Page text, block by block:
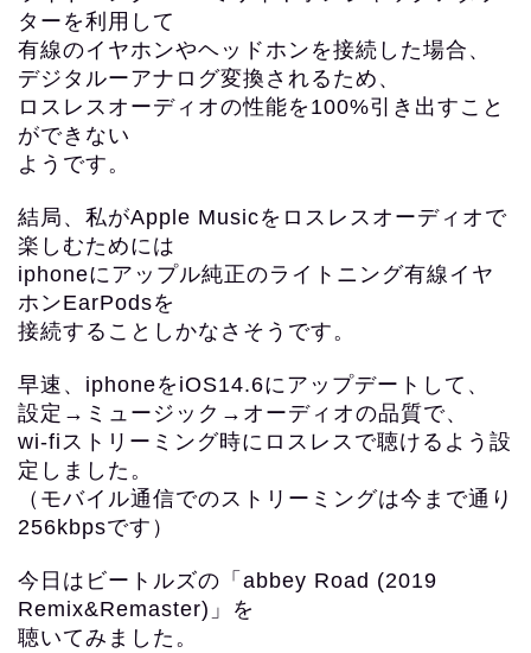
ターを利用して
有線のイヤホンやヘッドホンを接続した場合、
デジタルーアナログ変換されるため、
ロスレスオーディオの性能を100%引き出すこと
ができない
ようです。
結局、私がApple Musicを ロスレスオーディオで
楽しむためには
iphoneにアップル純正のライトニング有線イヤ
ホンEarPodsを
接続することしかなさそうです。
早速、iphoneをiOS14.6にアップデートして、
設定→ミュージック→オーディオの品質で、
wi-fiストリーミング時にロスレスで聴けるよう設
定しました。
（モバイル通信でのストリーミングは今まで通り
256kbpsです）
今日はビートルズの 「abbey Road (2019
Remix&Remaster)」を
聴いてみました。